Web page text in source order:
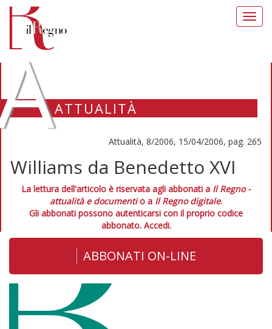
ATTUALITÀ
Attualità, 8/2006, 15/04/2006, pag. 265
Williams da Benedetto XVI
La lettura dell'articolo è riservata agli abbonati a Il Regno -
attualità e documentio a Il Regno digitale.
Gli abbonati possono autenticarsi con il proprio codice
abbonato. Accedi.
ABBONATI ON-LINE